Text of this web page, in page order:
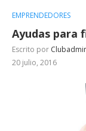
EMPRENDEDORES
Ayudas para
Escrito por
20 julio, 2016